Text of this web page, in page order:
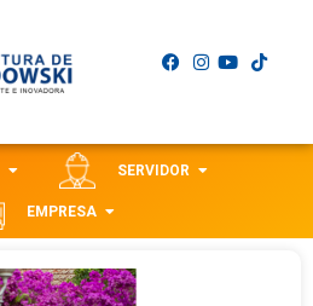
SERVIDOR
EMPRESA